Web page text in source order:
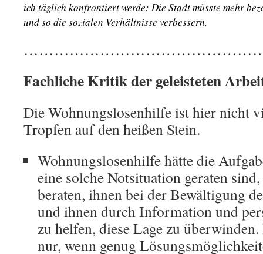
ich täglich konfrontiert werde: Die Stadt müsste mehr
und so die sozialen Verhältnisse verbessern.
Fachliche Kritik der geleisteten
Die Wohnungslosenhilfe ist hier nicht
Tropfen auf den heißen Stein.
Wohnungslosenhilfe hätte die
eine solche Notsituation geraten sind,
beraten, ihnen bei der Bewältigung
und ihnen durch Information und
zu helfen, diese Lage zu
nur, wenn genug